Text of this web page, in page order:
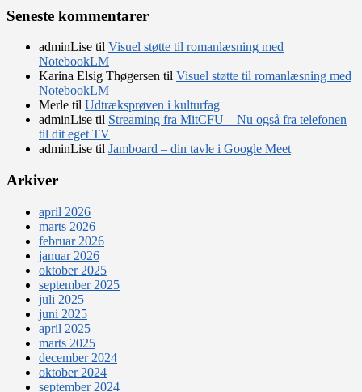
Seneste kommentarer
adminLise til Visuel støtte til romanlæsning med
NotebookLM
Karina Elsig Thøgersen til Visuel støtte til romanlæsning med
NotebookLM
Merle til Udtræksprøven i kulturfag
adminLise til Streaming fra MitCFU – Nu også fra telefonen
til dit eget TV
adminLise til Jamboard – din tavle i Google Meet
Arkiver
april 2026
marts 2026
februar 2026
januar 2026
oktober 2025
september 2025
juli 2025
juni 2025
april 2025
marts 2025
december 2024
oktober 2024
september 2024